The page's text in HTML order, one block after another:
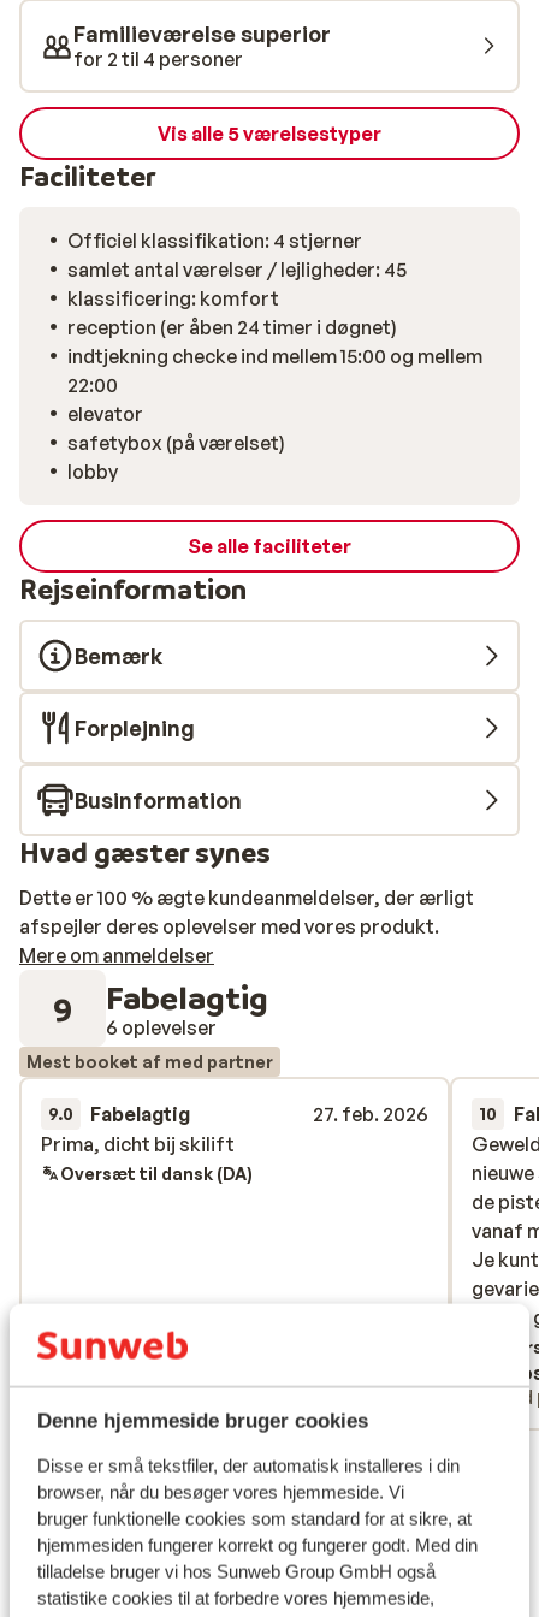
Denne hjemmeside bruger cookies
Disse er små tekstfiler, der automatisk installeres i din
browser, når du besøger vores hjemmeside. Vi
bruger funktionelle cookies som standard for at sikre, at
hjemmesiden fungerer korrekt og fungerer godt. Med din
tilladelse bruger vi hos Sunweb Group GmbH også
statistike cookies til at forbedre vores hjemmeside,
Familieværelse superior
for 2 til 4 personer
Vis alle 5 værelsestyper
Faciliteter
Officiel klassifikation: 4 stjerner
samlet antal værelser / lejligheder: 45
klassificering: komfort
reception (er åben 24 timer i døgnet)
indtjekning checke ind mellem 15:00 og mellem
22:00
elevator
safetybox (på værelset)
lobby
Se alle faciliteter
Rejseinformation
Bemærk
Forplejning
Businformation
Hvad gæster synes
Dette er 100 % ægte kundeanmeldelser, der ærligt
afspejler deres oplevelser med vores produkt.
Mere om anmeldelser
9 Fabelagtig
6 oplevelser
Mest booket af med partner
9.0 Fabelagtig
27. feb. 2026
Prima, dicht bij skilift
Prima, dicht bij skilift
Oversæt til dansk (DA)
10
de
vanaf
Je
en
zeer
heel
voren
de
vanaf
Je
en
Se alle 6 anmeldelser
Lokation